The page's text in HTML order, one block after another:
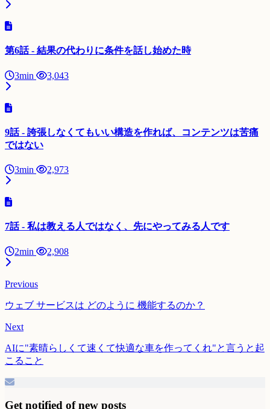
第6話 - 結果の代わりに条件を話し始めた時
3min 3,043
9話 - 誇張しなくてもいい構造を作れば、コンテンツは苦痛
ではない
3min 2,973
7話 - 私は教える人ではなく、先にやってみる人です
2min 2,908
Previous
ウェブ サービスは どのように 機能するのか？
Next
AIに"素晴らしくて速くて快適な車を作ってくれ"と言うと起
こること
Get notified of new posts